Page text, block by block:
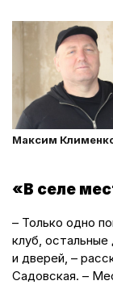
Максим
«В селе
– Только одно
клуб,
и дверей, –
Садовская. –